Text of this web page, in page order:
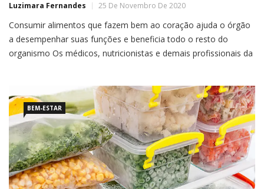
Luzimara Fernandes 25 De Novembro De 2020
Consumir alimentos que fazem bem ao coração ajuda o órgão
a desempenhar suas funções e beneficia todo o resto do
organismo Os médicos, nutricionistas e demais profissionais da
nutrientes de que precisa para desempenhar […]
BEM-ESTAR